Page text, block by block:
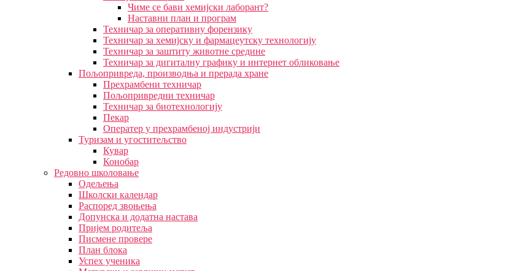
Чиме се бави хемијски лаборант?
Наставни план и програм
Техничар за оперативну форензику
Техничар за хемијску и фармацеутску технологију
Техничар за заштиту животне средине
Техничар за дигиталну графику и интернет обликовање
Пољопривреда, производња и прерада хране
Прехрамбени техничар
Пољопривредни техничар
Техничар за биотехнологију
Пекар
Оператер у прехрамбеној индустрији
Туризам и угоститељство
Кувар
Конобар
Редовно школовање
Одељења
Школски календар
Распоред звоњења
Допунска и додатна настава
Пријем родитеља
Писмене провере
План блока
Успех ученика